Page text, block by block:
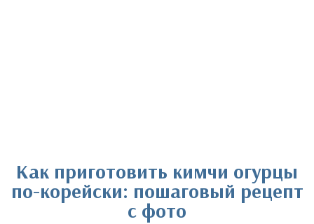
Как приготовить кимчи огурцы
по-корейски: пошаговый рецепт
с фото